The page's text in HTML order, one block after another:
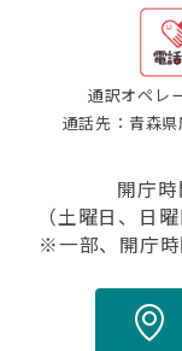
通訳オペレ
通話先：青森
開庁
（土曜日、日
※一部、開庁時